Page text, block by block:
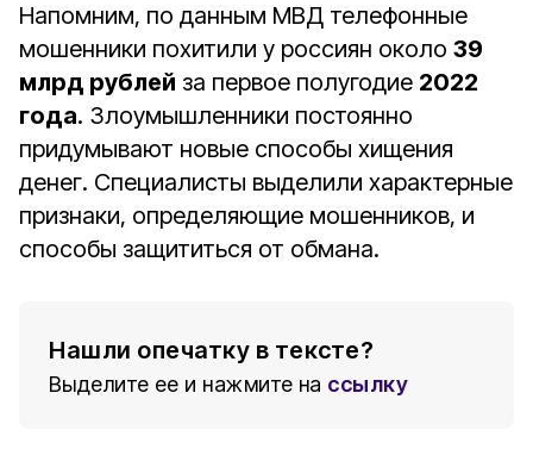
Напомним, по данным МВД телефонные
мошенники похитили у россиян около 39
млрд рублей за первое полугодие 2022
года. Злоумышленники постоянно
придумывают новые способы хищения
денег. Специалисты выделили характерные
признаки, определяющие мошенников, и
способы защититься от обмана.
Нашли опечатку в тексте?
Выделите ее и нажмите на ссылку